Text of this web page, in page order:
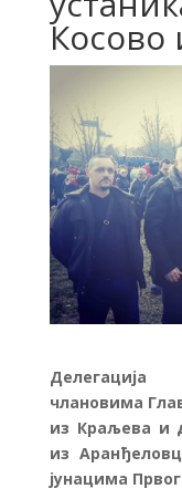
Косово
члановима
из Краљева и
из
јунацима